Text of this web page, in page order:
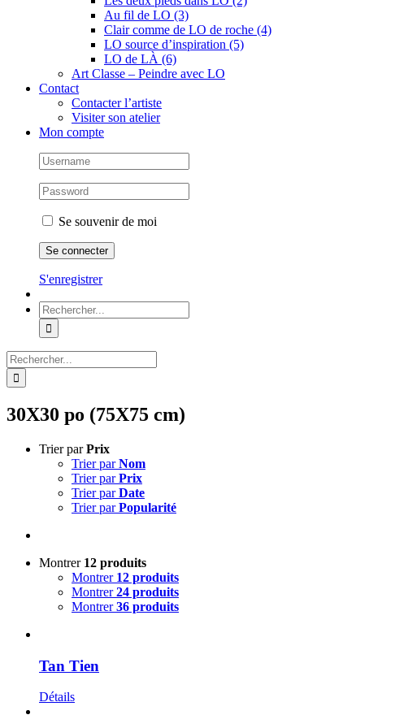
Au fil de LO (3)
Clair comme de LO de roche (4)
LO source d’inspiration (5)
LO de LÀ (6)
Art Classe – Peindre avec LO
Contact
Contacter l’artiste
Visiter son atelier
Mon compte
Se souvenir de moi
S'enregistrer
Rechercher:
Rechercher:
30X30 po (75X75 cm)
Trier parPrix
Trier parNom
Trier parPrix
Trier parDate
Trier parPopularité
Montrer 12 produits
Montrer 12 produits
Montrer24 produits
Montrer36 produits
Tan Tien
Détails